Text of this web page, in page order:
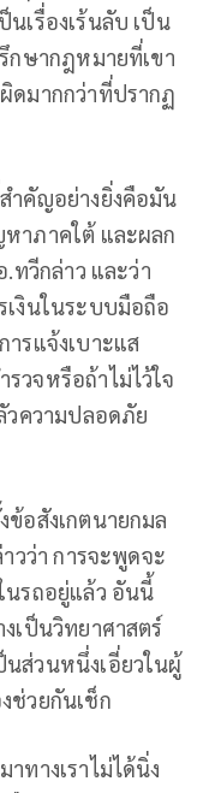
เรื่องเร้นลับ เป็น
กษากฎหมายที่เขา
ดมากกว่าที่ปรากฏ
ำคัญอย่างยิ่งคือมัน
าภาคใต้ และผลก
ทวีกล่าว และว่า
เงินในระบบมือถือ
รแจ้งเบาะแส
วจหรือถ้าไม่ไว้ใจ
วความปลอดภัย
อสังเกตนายกมล
วว่า การจะพูดจะ
นรถอยู่แล้ว อันนี้
เป็นวิทยาศาสตร์
ส่วนหนึ่งเอี่ยวในผู้
ช่วยกันเช็ก
ทางเราไม่ได้นิ่ง